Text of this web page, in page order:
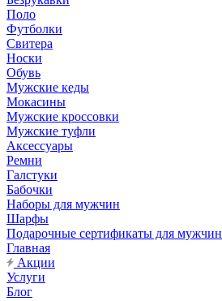
Поло
Футболки
Свитера
Носки
Обувь
Мужские кеды
Мокасины
Мужские кроссовки
Мужские туфли
Аксессуары
Ремни
Галстуки
Бабочки
Наборы для мужчин
Шарфы
Подарочные сертификаты для мужчин
Главная
Акции
Услуги
Блог